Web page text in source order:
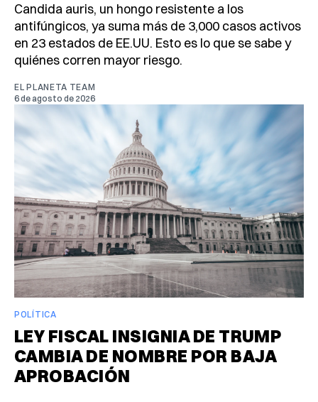
Candida auris, un hongo resistente a los
antifúngicos, ya suma más de 3,000 casos activos
en 23 estados de EE.UU. Esto es lo que se sabe y
quiénes corren mayor riesgo.
EL PLANETA TEAM
6 de agosto de 2026
POLÍTICA
LEY FISCAL INSIGNIA DE TRUMP
CAMBIA DE NOMBRE POR BAJA
APROBACIÓN